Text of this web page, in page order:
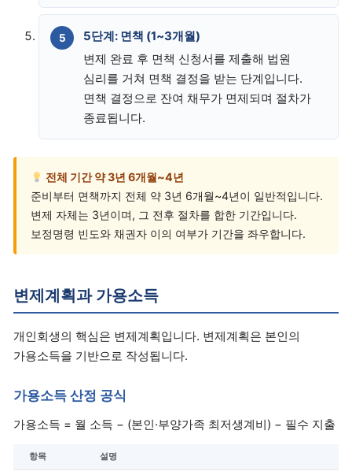
5단계: 면책 (1~3개월)
변제 완료 후 면책 신청서를 제출해 법원
심리를 거쳐 면책 결정을 받는 단계입니다.
면책 결정으로 잔여 채무가 면제되며 절차가
종료됩니다.
전체 기간 약 3년 6개월~4년
준비부터 면책까지 전체 약 3년 6개월~4년이 일반적입니다.
변제 자체는 3년이며, 그 전후 절차를 합한 기간입니다.
보정명령 빈도와 채권자 이의 여부가 기간을 좌우합니다.
변제계획과 가용소득
개인회생의 핵심은 변제계획입니다. 변제계획은 본인의
가용소득을 기반으로 작성됩니다.
가용소득 산정 공식
가용소득 = 월 소득 − (본인·부양가족 최저생계비) − 필수 지출
항목 설명